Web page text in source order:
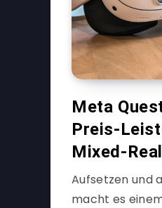
Meta
Preis-
Mixed-
Aufsetzen und
macht es